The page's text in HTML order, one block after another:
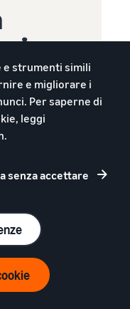
e i costi di
reale tra
e strumenti simili
e migliorare i
Per saperne di
leggi
senza accettare